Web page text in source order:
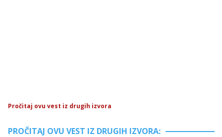
Pročitaj ovu vest iz drugih izvora
PROČITAJ OVU VEST IZ DRUGIH IZVORA: